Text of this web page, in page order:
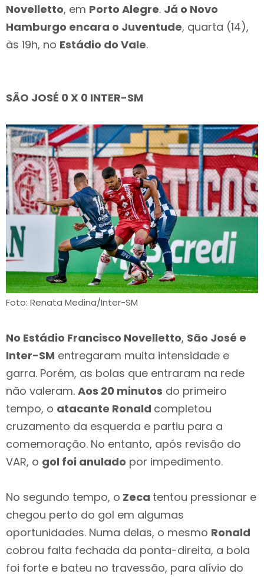
Novelletto, em Porto Alegre. Já o Novo
Hamburgo encara o Juventude, quarta (14),
às 19h, no Estádio do Vale.
SÃO JOSÉ 0 X 0 INTER-SM
Foto: Renata Medina/Inter-SM
No Estádio Francisco Novelletto, São José e
Inter-SM entregaram muita intensidade e
garra. Porém, as bolas que entraram na rede
não valeram. Aos 20 minutos do primeiro
tempo, o atacante Ronald completou
cruzamento da esquerda e partiu para a
comemoração. No entanto, após revisão do
VAR, o gol foi anulado por impedimento.
No segundo tempo, o Zeca tentou pressionar e
chegou perto do gol em algumas
oportunidades. Numa delas, o mesmo Ronald
cobrou falta fechada da ponta-direita, a bola
foi forte e bateu no travessão, para alívio do